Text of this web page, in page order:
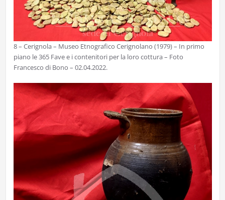
8 – Cerignola – Museo Etnografico Cerignolano (1979) – In primo
piano le 365 Fave e i contenitori per la loro cottura – Foto
Francesco di Bono – 02.04.2022.